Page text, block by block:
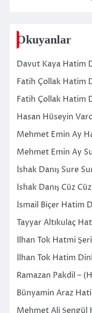
Okuyanlar
Davut Kaya Hatim
Fatih Çollak Hatim
Fatih Çollak Hatim
Hasan Hüseyin
Mehmet Emin Ay
Mehmet Emin Ay
İshak Danış Sure
İshak Danış Cüz
İsmail Biçer Hatim
Tayyar Altıkulaç
İlhan Tok Hatmi
İlhan Tok Hatim
Ramazan Pakdil –
Bünyamin Araz
Mehmet Ali